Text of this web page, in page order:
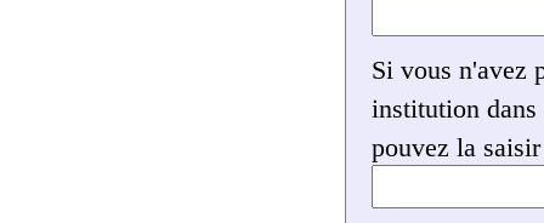
Si vous n'avez
institution dans
pouvez la